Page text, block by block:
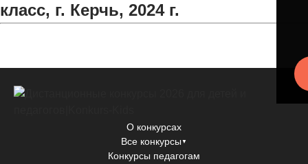
класс, г. Керчь, 2024 г.
О конкурсах
Все конкурсы ▼
Конкурсы педагогам